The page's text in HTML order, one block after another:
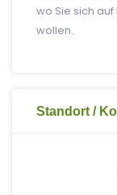
wo Sie sich
wollen.
Standort /